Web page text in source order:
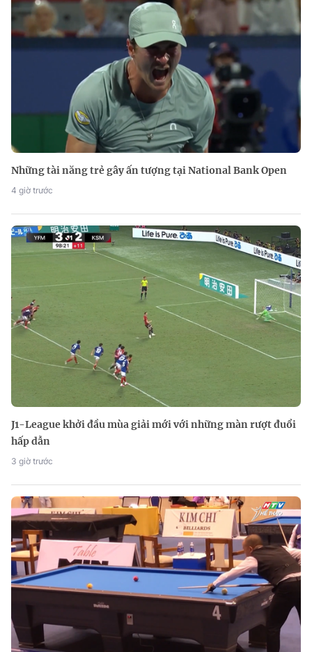
Những tài năng trẻ gây ấn tượng tại National Bank Open
4 giờ trước
J1-League khởi đầu mùa giải mới với những màn rượt đuổi
hấp dẫn
3 giờ trước